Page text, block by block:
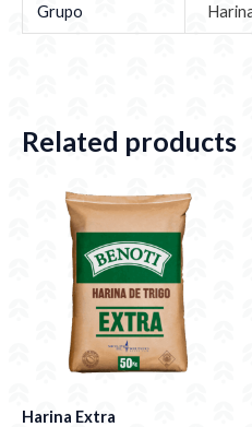
Grupo
Related products
Harina Extra